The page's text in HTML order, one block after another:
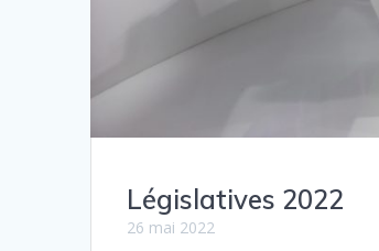
Législatives 2022
26 mai 2022